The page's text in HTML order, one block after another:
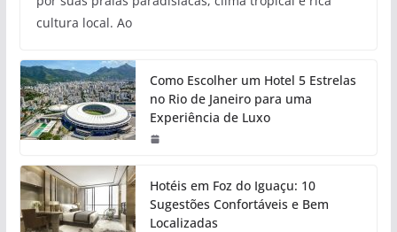
cultura local. Ao
Como Escolher um Hotel 5 Estrelas
no Rio de Janeiro para uma
Experiência de Luxo
Hotéis em Foz do Iguaçu: 10
Sugestões Confortáveis e Bem
Localizadas